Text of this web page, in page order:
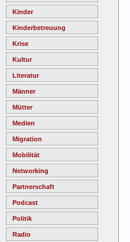
Kinder
Kinderbetreuung
Krise
Kultur
Literatur
Männer
Mütter
Medien
Migration
Mobilität
Networking
Partnerschaft
Podcast
Politik
Radio